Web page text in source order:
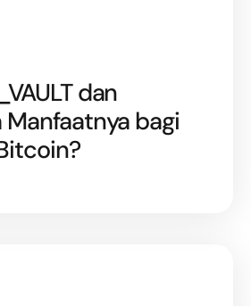
dan
Manfaatnya bagi